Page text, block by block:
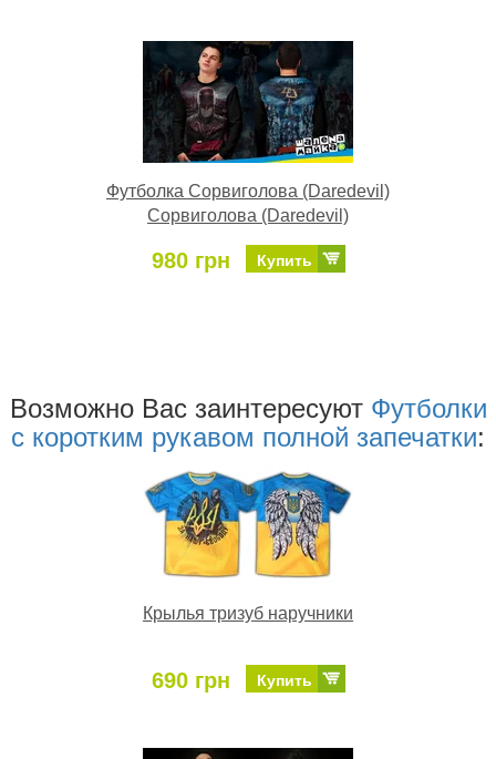
Футболка Сорвиголова (Daredevil)
Сорвиголова (Daredevil)
980 грн Купить
Возможно Ваc заинтересуют Футболки
с коротким рукавом полной запечатки:
Крылья тризуб наручники
690 грн Купить